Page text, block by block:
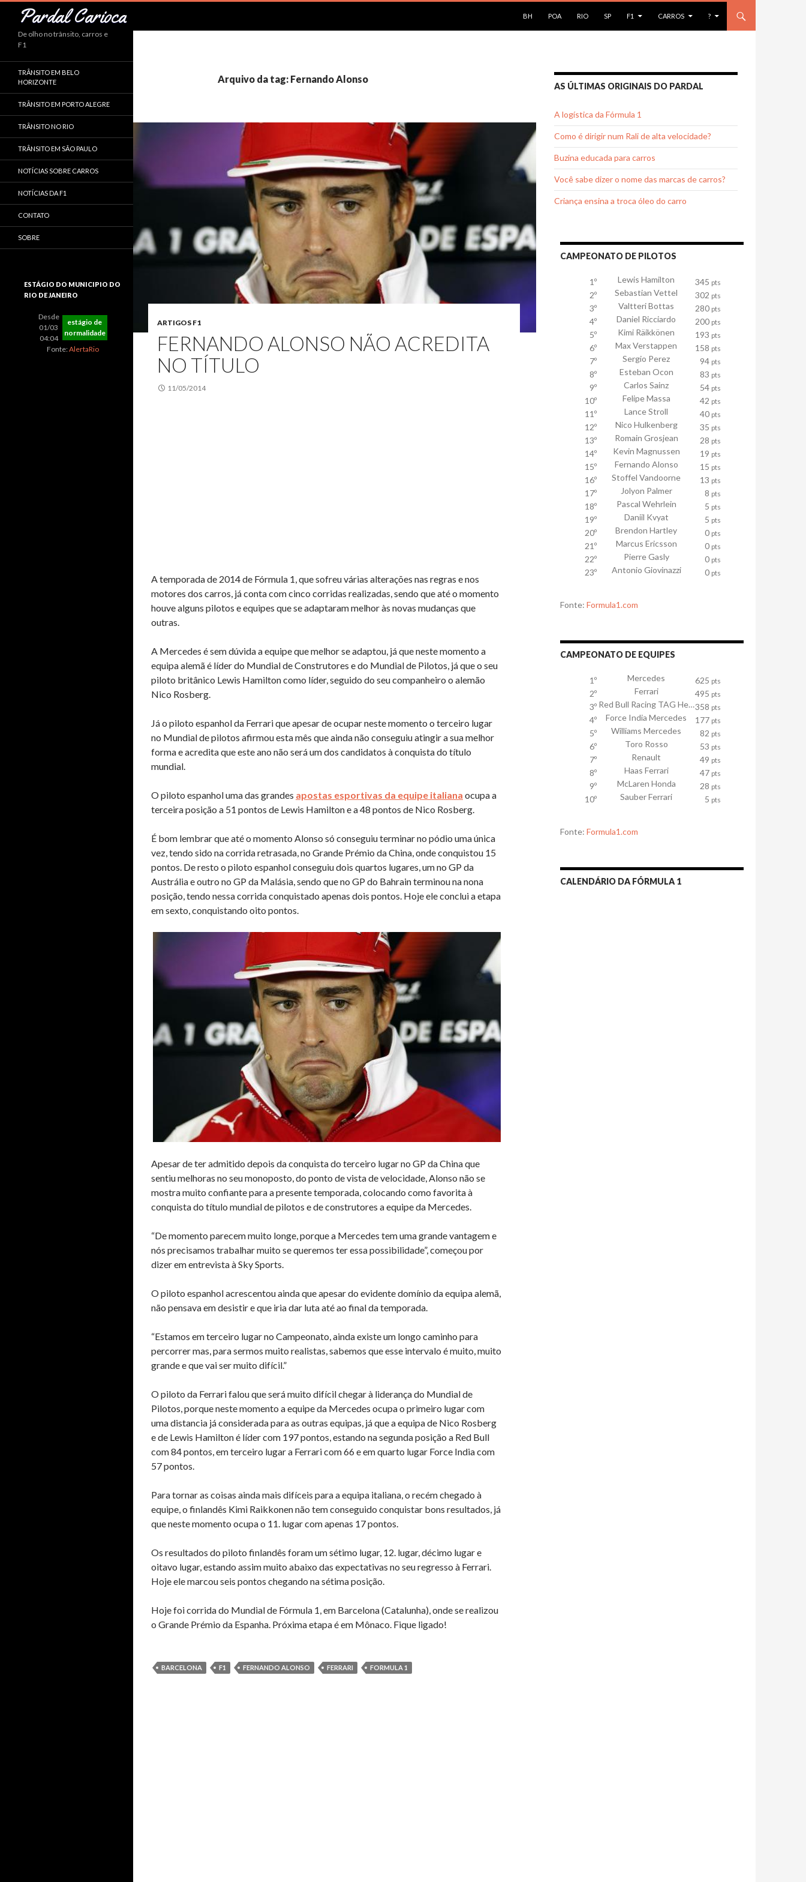
Pardal Carioca
Pesquisar
BH
POA RIO SP F1 CARROS ?
Arquivo da tag: Fernando Alonso
ARTIGOS F1
FERNANDO ALONSO NÃO ACREDITA
NO TÍTULO
11/05/2014
A temporada de 2014 de Fórmula 1, que sofreu várias alterações nas regras e nos
motores dos carros, já conta com cinco corridas realizadas, sendo que até o momento
houve alguns pilotos e equipes que se adaptaram melhor às novas mudanças que
outras.
A Mercedes é sem dúvida a equipe que melhor se adaptou, já que neste momento a
equipa alemã é líder do Mundial de Construtores e do Mundial de Pilotos, já que o seu
piloto britânico Lewis Hamilton como líder, seguido do seu companheiro o alemão
Nico Rosberg.
Já o piloto espanhol da Ferrari que apesar de ocupar neste momento o terceiro lugar
no Mundial de pilotos afirmou esta mês que ainda não conseguiu atingir a sua melhor
forma e acredita que este ano não será um dos candidatos à conquista do título
mundial.
O piloto espanhol uma das grandes apostas esportivas da equipe italiana ocupa a
terceira posição a 51 pontos de Lewis Hamilton e a 48 pontos de Nico Rosberg.
É bom lembrar que até o momento Alonso só conseguiu terminar no pódio uma única
vez, tendo sido na corrida retrasada, no Grande Prémio da China, onde conquistou 15
pontos. De resto o piloto espanhol conseguiu dois quartos lugares, um no GP da
Austrália e outro no GP da Malásia, sendo que no GP do Bahrain terminou na nona
posição, tendo nessa corrida conquistado apenas dois pontos. Hoje ele conclui a etapa
em sexto, conquistando oito pontos.
Apesar de ter admitido depois da conquista do terceiro lugar no GP da China que
sentiu melhoras no seu monoposto, do ponto de vista de velocidade, Alonso não se
mostra muito confiante para a presente temporada, colocando como favorita à
conquista do título mundial de pilotos e de construtores a equipe da Mercedes.
“De momento parecem muito longe, porque a Mercedes tem uma grande vantagem e
nós precisamos trabalhar muito se queremos ter essa possibilidade”, começou por
dizer em entrevista à Sky Sports.
O piloto espanhol acrescentou ainda que apesar do evidente domínio da equipa alemã,
não pensava em desistir e que iria dar luta até ao final da temporada.
“Estamos em terceiro lugar no Campeonato, ainda existe um longo caminho para
percorrer mas, para sermos muito realistas, sabemos que esse intervalo é muito, muito
grande e que vai ser muito difícil.”
O piloto da Ferrari falou que será muito difícil chegar à liderança do Mundial de
Pilotos, porque neste momento a equipe da Mercedes ocupa o primeiro lugar com
uma distancia já considerada para as outras equipas, já que a equipa de Nico Rosberg
e de Lewis Hamilton é líder com 197 pontos, estando na segunda posição a Red Bull
com 84 pontos, em terceiro lugar a Ferrari com 66 e em quarto lugar Force India com
57 pontos.
Para tornar as coisas ainda mais difíceis para a equipa italiana, o recém chegado à
equipe, o finlandês Kimi Raikkonen não tem conseguido conquistar bons resultados, já
que neste momento ocupa o 11. lugar com apenas 17 pontos.
Os resultados do piloto finlandês foram um sétimo lugar, 12. lugar, décimo lugar e
oitavo lugar, estando assim muito abaixo das expectativas no seu regresso à Ferrari.
Hoje ele marcou seis pontos chegando na sétima posição.
Hoje foi corrida do Mundial de Fórmula 1, em Barcelona (Catalunha), onde se realizou
o Grande Prémio da Espanha. Próxima etapa é em Mônaco. Fique ligado!
BARCELONA F1 FERNANDO ALONSO FERRARI FORMULA 1
AS ÚLTIMAS ORIGINAIS DO PARDAL
A logística da Fórmula 1
Como é dirigir num Rali de alta velocidade?
Buzina educada para carros
Você sabe dizer o nome das marcas de carros?
Criança ensina a troca óleo do carro
CAMPEONATO DE PILOTOS
1º Lewis Hamilton 345 pts
2º Sebastian Vettel 302 pts
3º Valtteri Bottas 280 pts
4º Daniel Ricciardo 200 pts
5º Kimi Räikkönen 193 pts
6º Max Verstappen 158 pts
7º Sergio Perez 94 pts
8º Esteban Ocon 83 pts
9º Carlos Sainz 54 pts
10º Felipe Massa 42 pts
11º Lance Stroll 40 pts
12º Nico Hulkenberg 35 pts
13º Romain Grosjean 28 pts
14º Kevin Magnussen 19 pts
15º Fernando Alonso 15 pts
16º Stoffel Vandoorne 13 pts
17º Jolyon Palmer 8 pts
18º Pascal Wehrlein 5 pts
19º Daniil Kvyat 5 pts
20º Brendon Hartley 0 pts
21º Marcus Ericsson 0 pts
22º Pierre Gasly 0 pts
23º Antonio Giovinazzi 0 pts
Fonte: Formula1.com
CAMPEONATO DE EQUIPES
1º Mercedes 625 pts
2º Ferrari 495 pts
3º Red Bull Racing TAG Heuer358 pts
4º Force India Mercedes 177 pts
5º Williams Mercedes 82 pts
6º Toro Rosso 53 pts
7º Renault 49 pts
8º Haas Ferrari 47 pts
9º McLaren Honda 28 pts
10º Sauber Ferrari 5 pts
Fonte: Formula1.com
CALENDÁRIO DA FÓRMULA 1
De olho no trânsito, carros e
F1
TRÂNSITO EM BELO
HORIZONTE
TRÂNSITO EM PORTO ALEGRE
TRÂNSITO NO RIO
TRÂNSITO EM SÃO PAULO
NOTÍCIAS SOBRE CARROS
NOTÍCIAS DA F1
CONTATO
SOBRE
ESTÁGIO DO MUNICIPIO DO
RIO DE JANEIRO
Desde
01/03
04:04
estágio de
normalidade
Fonte:AlertaRio